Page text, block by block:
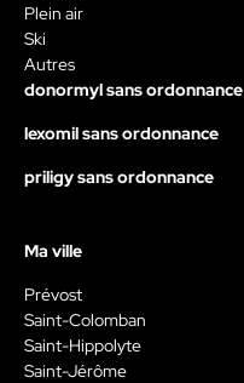
Plein air
Ski
Autres
donormyl sans ordonnance
lexomil sans ordonnance
priligy sans ordonnance
Ma ville
Prévost
Saint-Colomban
Saint-Hippolyte
Saint-Jérôme